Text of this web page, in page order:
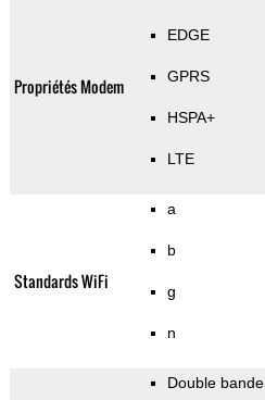
Propriétés Modem
EDGE
GPRS
HSPA+
LTE
Standards WiFi
a
b
g
n
Double bande